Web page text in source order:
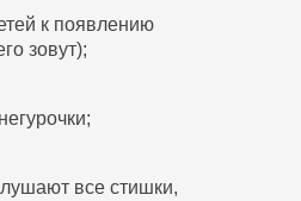
к появлению
зовут);
все стишки,